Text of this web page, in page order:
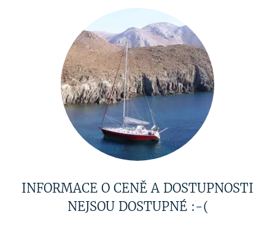
INFORMACE O CENĚ A DOSTUPNOSTI
NEJSOU DOSTUPNÉ :-(